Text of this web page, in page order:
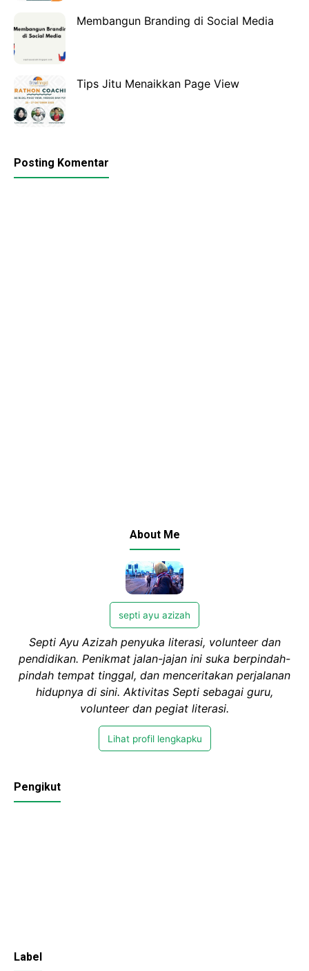
Membangun Branding di Social Media
Tips Jitu Menaikkan Page View
Posting Komentar
About Me
septi ayu azizah
Septi Ayu Azizah penyuka literasi, volunteer dan
pendidikan. Penikmat jalan-jajan ini suka berpindah-
pindah tempat tinggal, dan menceritakan perjalanan
hidupnya di sini. Aktivitas Septi sebagai guru,
volunteer dan pegiat literasi.
Lihat profil lengkapku
Pengikut
Label